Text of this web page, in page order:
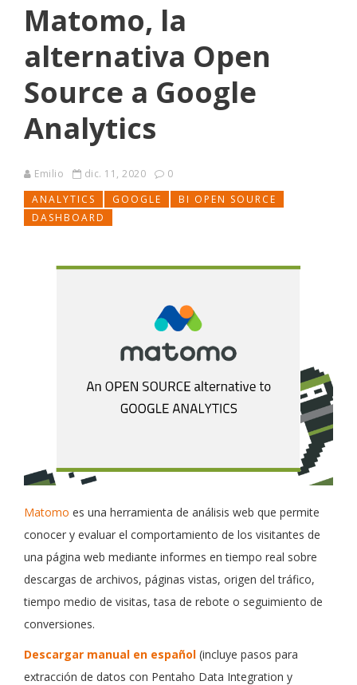
Matomo, la
alternativa Open
Source a Google
Analytics
Emilio dic. 11, 2020
0
ANALYTICS
GOOGLE
BI OPEN SOURCE
DASHBOARD
Matomo es una herramienta de análisis web que permite
conocer y evaluar el comportamiento de los visitantes de
una página web mediante informes en tiempo real sobre
descargas de archivos, páginas vistas, origen del tráfico,
tiempo medio de visitas, tasa de rebote o seguimiento de
conversiones.
Descargar manual en español (incluye pasos para
extracción de datos con Pentaho Data Integration y